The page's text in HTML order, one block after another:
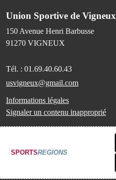
Union Sportive de Vigneux
150 Avenue Henri Barbusse
91270 VIGNEUX
Tél. : 01.69.40.60.43
usvigneux@gmail.com
Informations légales
Signaler un contenu inapproprié
SPORTSREGIONS